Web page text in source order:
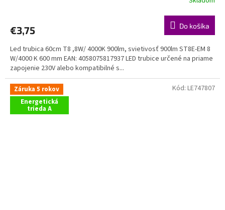
€3,75 Do košíka
Led trubica 60cm T8 ,8W/ 4000K 900lm, svietivosť 900lm ST8E-EM 8
W/4000 K 600 mm EAN: 4058075817937 LED trubice určené na priame
zapojenie 230V alebo kompatibilné s...
Záruka 5 rokov
Energetická
trieda A
Kód: LE747807